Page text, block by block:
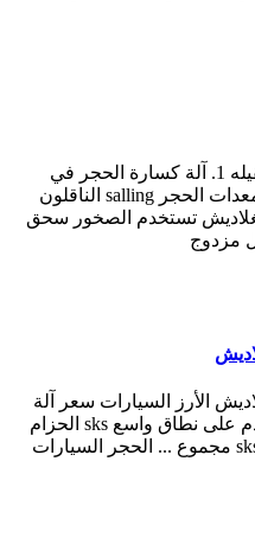
معامل تصنيع المعدات والمكائن الثقيله 1. آلة كسارة الحجر في
الصين الرمل حجر المحاجر الخبث معدات الحجر salling الناقلون
تستخدم الصخور سحق
مزدوج
الأرز السيارات سعر آلة
طحن بنغلاديش كسارة كريةويستخدم على نطاق واسع sks الحزام
الناقل لنقل المواد حزام الناقلتوفر sks مجموع ... الحجر السيارات